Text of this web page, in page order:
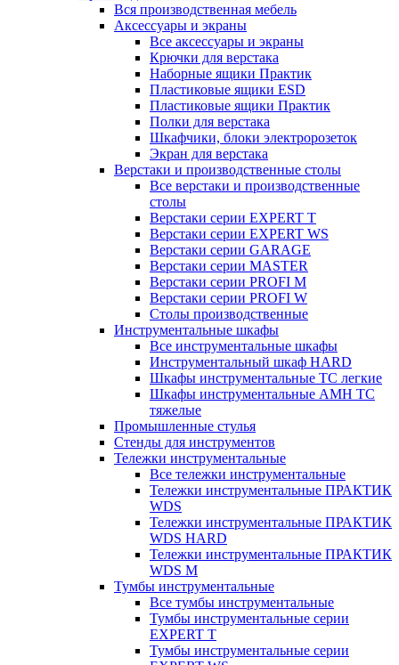
Вся производственная мебель
Аксессуары и экраны
Все аксессуары и экраны
Крючки для верстака
Наборные ящики Практик
Пластиковые ящики ESD
Пластиковые ящики Практик
Полки для верстака
Шкафчики, блоки электророзеток
Экран для верстака
Верстаки и производственные столы
Все верстаки и производственные
столы
Верстаки серии EXPERT T
Верстаки серии EXPERT WS
Верстаки серии GARAGE
Верстаки серии MASTER
Верстаки серии PROFI M
Верстаки серии PROFI W
Столы производственные
Инструментальные шкафы
Все инструментальные шкафы
Инструментальный шкаф HARD
Шкафы инструментальные ТС легкие
Шкафы инструментальные AMH TC
тяжелые
Промышленные стулья
Стенды для инструментов
Тележки инструментальные
Все тележки инструментальные
Тележки инструментальные ПРАКТИК
WDS
Тележки инструментальные ПРАКТИК
WDS HARD
Тележки инструментальные ПРАКТИК
WDS M
Тумбы инструментальные
Все тумбы инструментальные
Тумбы инструментальные серии
EXPERT T
Тумбы инструментальные серии